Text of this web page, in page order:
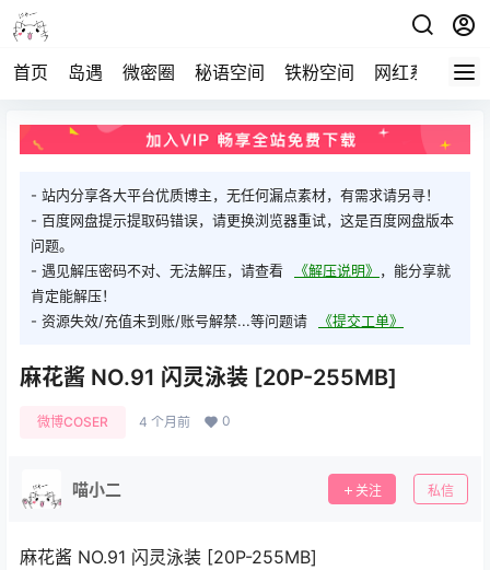
首页 岛遇 微密圈 秘语空间 铁粉空间 网红系列 打
- 站内分享各大平台优质博主，无任何漏点素材，有需求请另寻！
- 百度网盘提示提取码错误，请更换浏览器重试，这是百度网盘版本
问题。
- 遇见解压密码不对、无法解压，请查看
《解压说明》 ，能分享就
肯定能解压！
- 资源失效/充值未到账/账号解禁...等问题请
《提交工单》
麻花酱 NO.91 闪灵泳装 [20P-255MB]
微博COSER 4 个月前 0
喵小二 关注 私信
麻花酱 NO.91 闪灵泳装 [20P-255MB]